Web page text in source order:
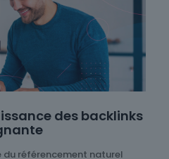
des backlinks
du référencement naturel